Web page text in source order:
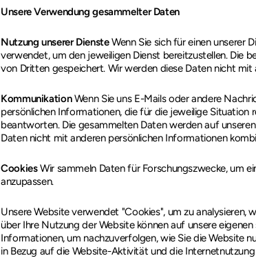
Unsere Verwendung gesammelter Daten
Nutzung unserer DiensteWenn Sie sich für einen unserer
verwendet, um den jeweiligen Dienst bereitzustellen. Die
von Dritten gespeichert. Wir werden diese Daten nicht
KommunikationWenn Sie uns E-Mails oder andere
persönlichen Informationen, die für die jeweilige Situation
beantworten. Die gesammelten Daten werden auf
Daten nicht mit anderen persönlichen Informationen
CookiesWir sammeln Daten für Forschungszwecke, um
anzupassen.
Unsere Website verwendet "Cookies", um zu analysieren,
über Ihre Nutzung der Website können auf unsere
Informationen, um nachzuverfolgen, wie Sie die Website
in Bezug auf die Website-Aktivität und die